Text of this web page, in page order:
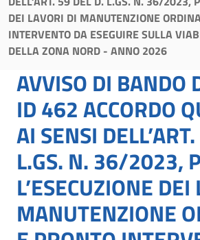
DEI LAVORI DI MANUTENZIONE
INTERVENTO DA ESEGUIRE SULLA
DELLA ZONA NORD - ANNO 2026
AVVISO DI BANDO
ID 462 ACCORDO
AI SENSI
L.GS. N. 36/2023,
L’ESECUZIONE
MANUTENZIONE